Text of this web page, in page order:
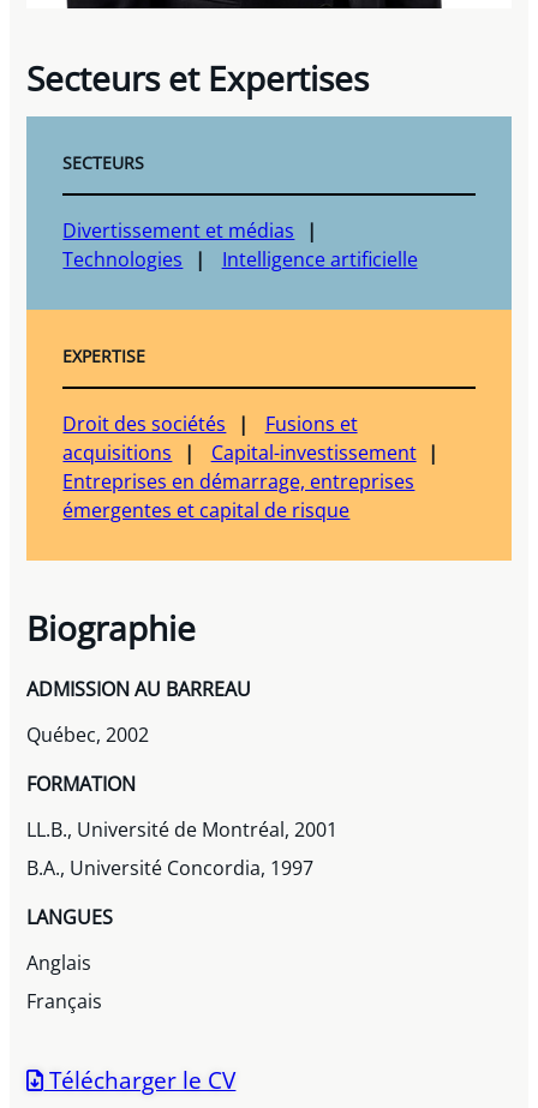
Secteurs et Expertises
SECTEURS
Divertissement et médias
Technologies
Intelligence artificielle
EXPERTISE
Droit des sociétés
Fusions et
acquisitions
Capital-investissement
Entreprises en démarrage, entreprises
émergentes et capital de risque
Biographie
ADMISSION AU BARREAU
Québec, 2002
FORMATION
LL.B., Université de Montréal, 2001
B.A., Université Concordia, 1997
LANGUES
Anglais
Français
Télécharger le CV